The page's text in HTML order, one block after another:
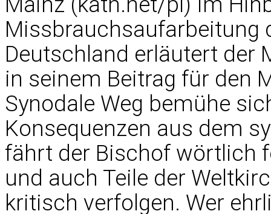
Missbrauchsaufarbeitung
Deutschland erläutert der
in seinem Beitrag für den
Synodale Weg bemühe
Konsequenzen aus dem
fährt der Bischof wörtlich
und auch Teile der
kritisch verfolgen. Wer